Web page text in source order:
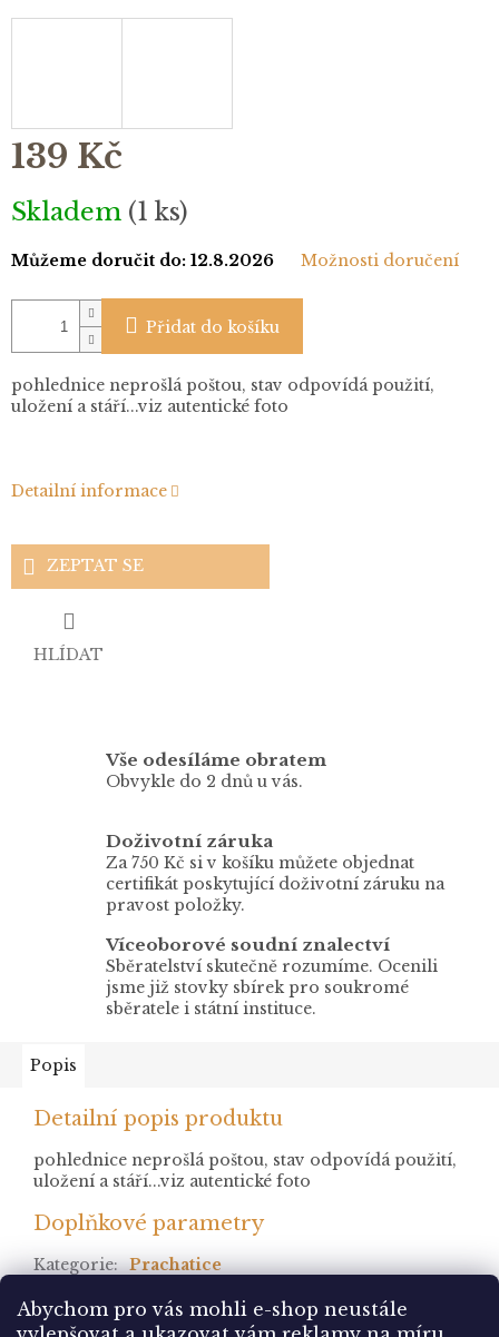
Abychom pro vás mohli e-shop neustále
139 Kč
Měrná
cena:
Skladem (1 ks)
Můžeme doručit do: 12.8.2026 Možnosti doručení
Přidat do košíku
pohlednice neprošlá poštou, stav odpovídá použití,
uložení a stáří...viz autentické foto
Detailní informace
ZEPTAT SE
HLÍDAT
Vše odesíláme obratem
Obvykle do 2 dnů u vás.
Doživotní záruka
Za 750 Kč si v košíku můžete objednat
certifikát poskytující doživotní záruku na
pravost položky.
Víceoborové soudní znalectví
Sběratelství skutečně rozumíme. Ocenili
jsme již stovky sbírek pro soukromé
sběratele i státní instituce.
Popis
Detailní popis produktu
pohlednice neprošlá poštou, stav odpovídá použití,
uložení a stáří...viz autentické foto
Doplňkové parametry
Kategorie: Prachatice